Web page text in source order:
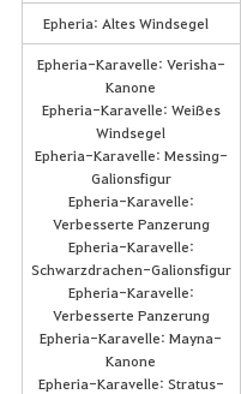
Epheria: Altes Windsegel
Epheria-Karavelle: Verisha-
Kanone
Epheria-Karavelle: Weißes
Windsegel
Epheria-Karavelle: Messing-
Galionsfigur
Epheria-Karavelle:
Verbesserte Panzerung
Epheria-Karavelle:
Schwarzdrachen-Galionsfigur
Epheria-Karavelle:
Verbesserte Panzerung
Epheria-Karavelle: Mayna-
Kanone
Epheria-Karavelle: Stratus-